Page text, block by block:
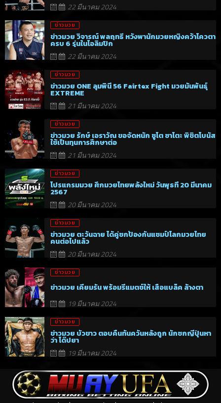
22 มีนาคม 2024
ข่าวมวย
ข่าวมวย วิจารณ์ พลฤทธิ์ หวังพานักมวยหญิงคว้าโควตา
ครบ 6 รุ่นในโอลิมปิก
22 มีนาคม 2024
ข่าวมวย
ข่าวมวย ONE ลุมพินี 56 Fairtex Fight มวยมันพันธุ์
EXTREME
21 มีนาคม 2024
ข่าวมวย
ข่าวมวย รักษ์ เอราวัณ ขอจัดหนัก ชูโต ซาโตะ พิชิตโบนัส
ใช้เป็นทุนการศึกษาต่อ
21 มีนาคม 2024
ข่าวมวย
โปรแกรมมวย ศึกมวยไทยพลังใหม่ วันพุธที่ 20 มีนาคม
2567
20 มีนาคม 2024
ข่าวมวย
ข่าวมวย ตะวันฉาย ได้คู่ชกป้องกันแชมป์โลกมวยไทย
คนต่อไปแล้ว
20 มีนาคม 2024
ข่าวมวย
ข่าวมวย เคียมรัน พร้อมรีแมตช์ให้ เสือแบล็ค ล้างตา
19 มีนาคม 2024
ข่าวมวย
ข่าวมวย บัวขาว ตอบคืนทันควันหลังถูก นักชกญี่ปุ่นหา
ว่า โด๊ปยา
19 มีนาคม 2024